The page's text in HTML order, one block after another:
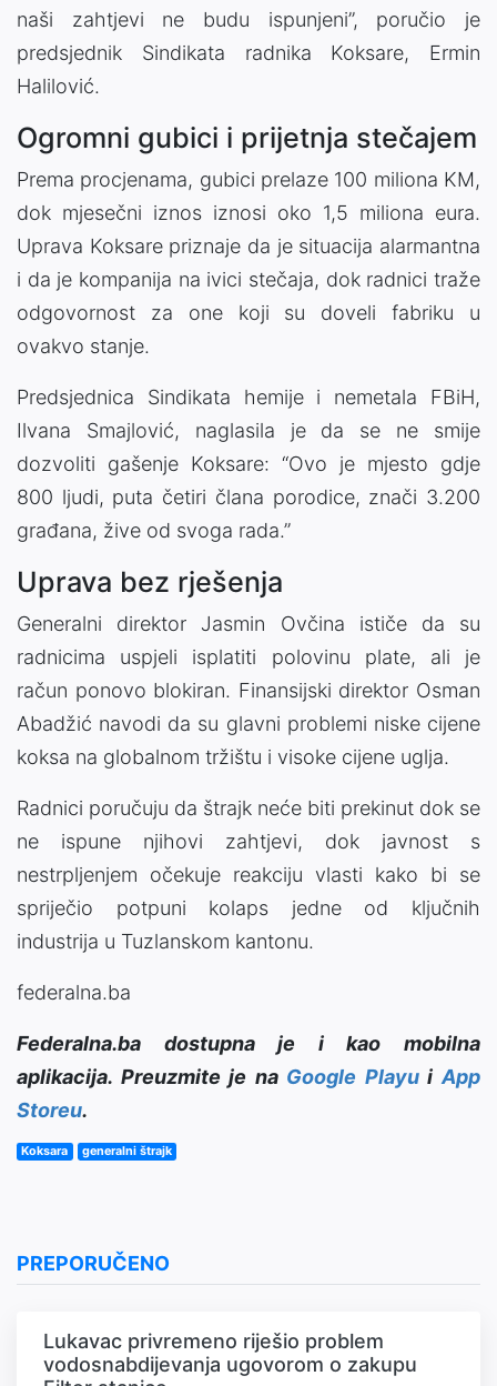
naši zahtjevi ne budu ispunjeni”, poručio je
predsjednik Sindikata radnika Koksare, Ermin
Halilović.
Ogromni gubici i prijetnja stečajem
Prema procjenama, gubici prelaze 100 miliona KM,
dok mjesečni iznos iznosi oko 1,5 miliona eura.
Uprava Koksare priznaje da je situacija alarmantna
i da je kompanija na ivici stečaja, dok radnici traže
odgovornost za one koji su doveli fabriku u
ovakvo stanje.
Predsjednica Sindikata hemije i nemetala FBiH,
Ilvana Smajlović, naglasila je da se ne smije
dozvoliti gašenje Koksare: “Ovo je mjesto gdje
800 ljudi, puta četiri člana porodice, znači 3.200
građana, žive od svoga rada.”
Uprava bez rješenja
Generalni direktor Jasmin Ovčina ističe da su
radnicima uspjeli isplatiti polovinu plate, ali je
račun ponovo blokiran. Finansijski direktor Osman
Abadžić navodi da su glavni problemi niske cijene
koksa na globalnom tržištu i visoke cijene uglja.
Radnici poručuju da štrajk neće biti prekinut dok se
ne ispune njihovi zahtjevi, dok javnost s
nestrpljenjem očekuje reakciju vlasti kako bi se
spriječio potpuni kolaps jedne od ključnih
industrija u Tuzlanskom kantonu.
federalna.ba
Federalna.ba dostupna je i kao mobilna
aplikacija. Preuzmite je na Google PlayuiApp
Storeu.
Koksara generalni štrajk
PREPORUČENO
Lukavac privremeno riješio problem
vodosnabdijevanja ugovorom o zakupu